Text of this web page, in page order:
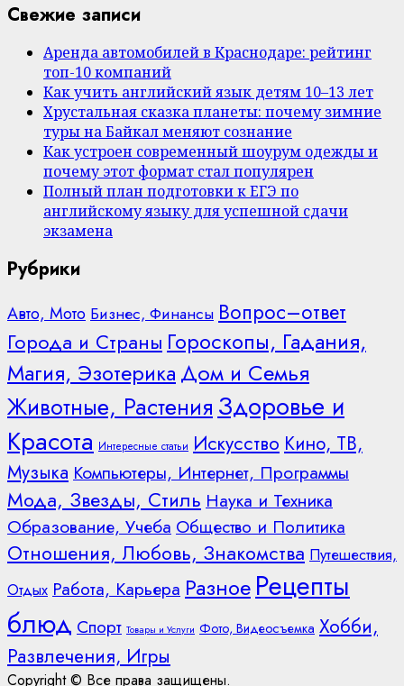
Свежие записи
Аренда автомобилей в Краснодаре: рейтинг
топ-10 компаний
Как учить английский язык детям 10–13 лет
Хрустальная сказка планеты: почему зимние
туры на Байкал меняют сознание
Как устроен современный шоурум одежды и
почему этот формат стал популярен
Полный план подготовки к ЕГЭ по
английскому языку для успешной сдачи
экзамена
Рубрики
Авто, Мото Бизнес, Финансы Вопрос–ответ
Города и Страны Гороскопы, Гадания,
Магия, Эзотерика Дом и Семья
Животные, Растения Здоровье и
Красота Интересные статьи Искусство Кино, ТВ,
Музыка Компьютеры, Интернет, Программы
Мода, Звезды, Стиль Наука и Техника
Образование, Учеба Общество и Политика
Отношения, Любовь, Знакомства Путешествия,
Отдых Работа, Карьера Разное Рецепты
блюд Спорт Товары и Услуги Фото, Видеосъемка Хобби,
Развлечения, Игры
Copyright © Все права защищены.